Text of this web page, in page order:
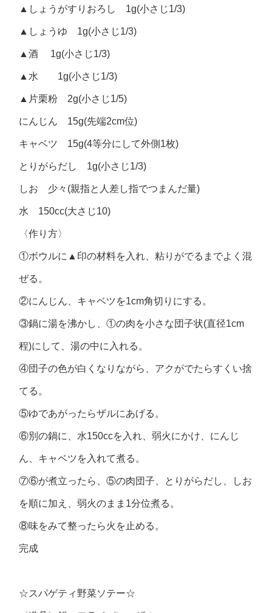
▲しょうがすりおろし 1g(小さじ1/3)
▲しょうゆ 1g(小さじ1/3)
▲酒 1g(小さじ1/3)
▲水 1g(小さじ1/3)
▲片栗粉 2g(小さじ1/5)
にんじん 15g(先端2cm位)
キャベツ 15g(4等分にして外側1枚)
とりがらだし 1g(小さじ1/3)
しお 少々(親指と人差し指でつまんだ量)
水 150cc(大さじ10)
〈作り方〉
①ボウルに▲印の材料を入れ、粘りがでるまでよく混
ぜる。
②にんじん、キャベツを1cm角切りにする。
③鍋に湯を沸かし、①の肉を小さな団子状(直径1cm
程)にして、湯の中に入れる。
④団子の色が白くなりながら、アクがでたらすくい捨
てる。
⑤ゆであがったらザルにあげる。
⑥別の鍋に、水150ccを入れ、弱火にかけ、にんじ
ん、キャベツを入れて煮る。
⑦⑥が煮立ったら、⑤の肉団子、とりがらだし、しお
を順に加え、弱火のまま1分位煮る。
⑧味をみて整ったら火を止める。
完成
☆スパゲティ野菜ソテー☆